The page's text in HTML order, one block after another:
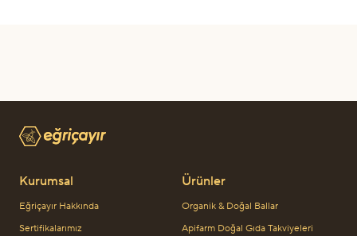
Kurumsal
Eğriçayır Hakkında
Sertifikalarımız
Ürünler
Organik & Doğal Ballar
Apifarm Doğal Gıda Takviyeleri